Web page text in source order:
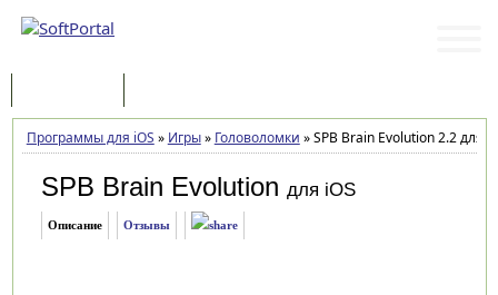
Программы для iOS » Игры» Головоломки »SPB Brain Evolution 2.2 для
SPB Brain Evolution для iOS
Описание Отзывы